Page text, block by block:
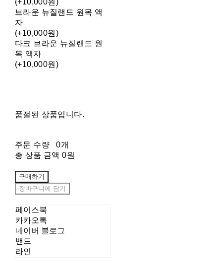
(+10,000원)
브라운 뉴질랜드 원목 액
자
(+10,000원)
다크 브라운 뉴질랜드 원
목 액자
(+10,000원)
품절된 상품입니다.
주문 수량
0개
총 상품 금액 0원
구매하기
장바구니에 담기
페이스북
카카오톡
네이버 블로그
밴드
라인